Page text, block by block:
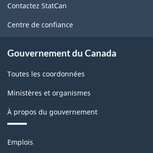
ce
site
Contactez StatCan
Centre de confiance
Gouvernement du Canada
Toutes les coordonnées
Ministères et organismes
À propos du gouvernement
Thèmes
Emplois